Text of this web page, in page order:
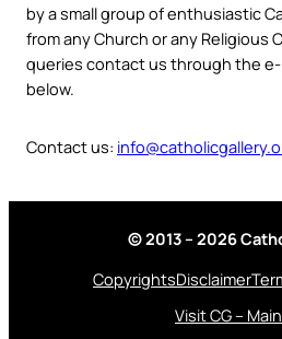
by a small group of enthusiastic
from any Church or any Religious
queries contact us through the e-
below.
Contact us:
© 2013 – 2026
CopyrightsDisclaimer
Visit CG –